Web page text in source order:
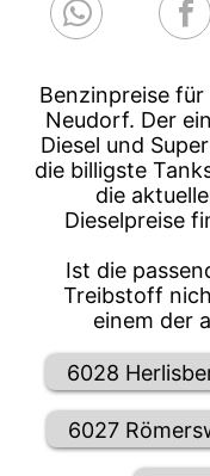
Benzinpreise
Neudorf. Der
Diesel und
die billigste
die
Dieselpreise
Ist die
Treibstoff
einem der
6028
6027